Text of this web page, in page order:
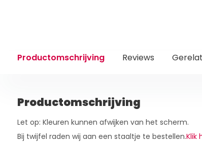
Productomschrijving Reviews
Productomschrijving
Let op: Kleuren kunnen afwijken van het scherm.
Bij twijfel raden wij aan een staaltje te bestellen.Klik